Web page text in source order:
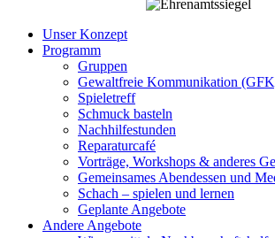
Unser Konzept
Programm
Gruppen
Gewaltfreie Kommunikation
Spieletreff
Schmuck basteln
Nachhilfestunden
Reparaturcafé
Vorträge, Workshops & anderes
Gemeinsames Abendessen und
Schach – spielen und lernen
Geplante Angebote
Andere Angebote